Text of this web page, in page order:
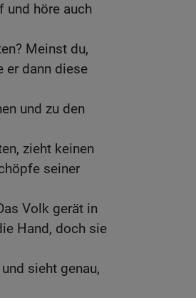
und höre auch
Meinst du,
er dann diese
und zu den
zieht keinen
seiner
Volk gerät in
Hand, doch sie
sieht genau,